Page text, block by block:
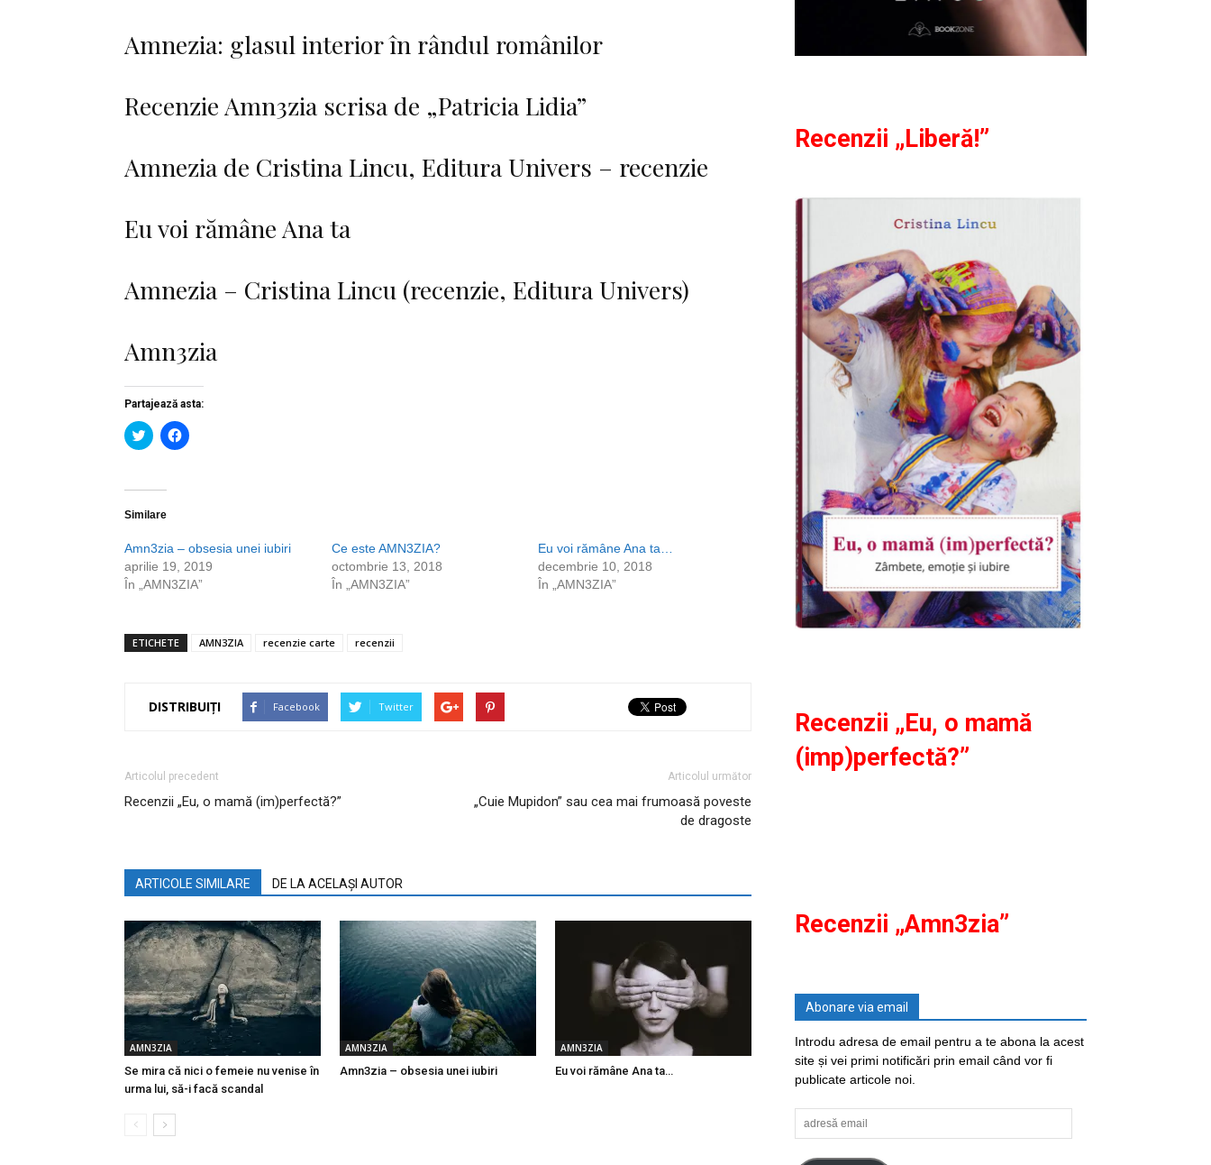
Amnezia: glasul interior în rândul românilor
Recenzie Amn3zia scrisa de „Patricia Lidia”
Amnezia de Cristina Lincu, Editura Univers – recenzie
Eu voi rămâne Ana ta
Amnezia – Cristina Lincu (recenzie, Editura Univers)
Amn3zia
Partajează asta:
Dă
clic
pe
deschide
fereastră
nouă)
Dă
clic
fereastră
nouă)
Similare
Amn3zia – obsesia unei iubiri
aprilie 19, 2019
În „AMN3ZIA”
Ce este AMN3ZIA?
octombrie 13, 2018
În „AMN3ZIA”
Eu voi rămâne Ana ta…
decembrie 10, 2018
În „AMN3ZIA”
ETICHETE AMN3ZIA recenzie carte recenzii
DISTRIBUIȚI Facebook Twitter
Articolul precedent
Recenzii „Eu, o mamă (im)perfectă?”
Articolul următor
„Cuie Mupidon” sau cea mai frumoasă poveste
de dragoste
ARTICOLE SIMILARE DE LA ACELAȘI AUTOR
AMN3ZIA
Se mira că nici o femeie nu venise în
urma lui, să-i facă scandal
AMN3ZIA
Amn3zia – obsesia unei iubiri
AMN3ZIA
Eu voi rămâne Ana ta…
Recenzii „Liberă!”
Recenzii „Eu, o mamă
(imp)perfectă?”
Recenzii „Amn3zia”
Abonare via email
Introdu adresa de email pentru a te abona la acest
site și vei primi notificări prin email când vor fi
publicate articole noi.
adresă
email